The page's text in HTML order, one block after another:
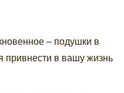
– подушки в
привнести в вашу жизнь